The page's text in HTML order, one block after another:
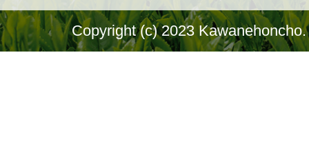
Copyright (c) 2023